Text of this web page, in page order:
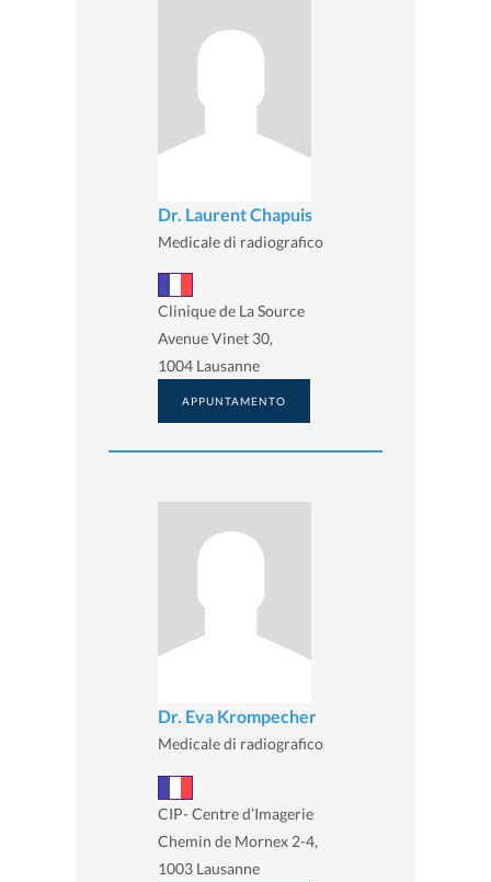
Dr. Laurent Chapuis
Medicale di radiografico
Clinique de La Source
Avenue Vinet 30,
1004 Lausanne
APPUNTAMENTO
Dr. Eva Krompecher
Medicale di radiografico
CIP- Centre d’Imagerie
Chemin de Mornex 2-4,
1003 Lausanne